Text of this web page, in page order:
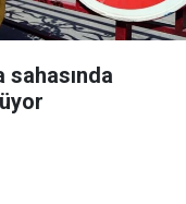
sahasında